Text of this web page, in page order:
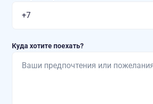
Куда хотите поехать?